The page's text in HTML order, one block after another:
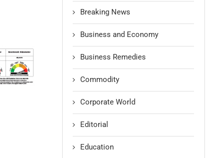
Breaking News
Business and Economy
Business Remedies
Commodity
Corporate World
Editorial
Education